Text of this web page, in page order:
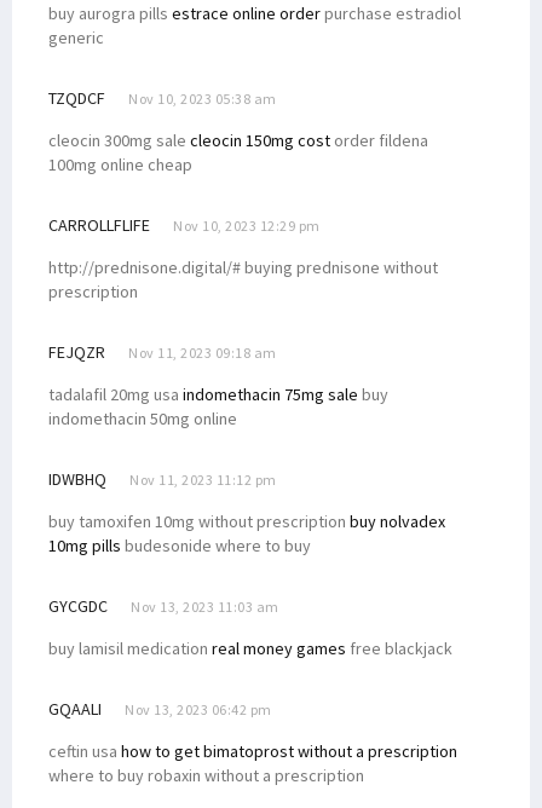
buy aurogra pills estrace online orderpurchase estradiol
generic
TZQDCF Nov 10, 2023 05:38 am
cleocin 300mg sale cleocin 150mg cost order fildena
100mg online cheap
CARROLLFLIFE Nov 10, 2023 12:29 pm
http://prednisone.digital/# buying prednisone without
prescription
FEJQZR Nov 11, 2023 09:18 am
tadalafil 20mg usa indomethacin 75mg sale buy
indomethacin 50mg online
IDWBHQ Nov 11, 2023 11:12 pm
buy tamoxifen 10mg without prescription buy nolvadex
10mg pills budesonide where to buy
GYCGDC Nov 13, 2023 11:03 am
buy lamisil medication real money games free blackjack
GQAALI Nov 13, 2023 06:42 pm
ceftin usa how to get bimatoprost without a prescription
where to buy robaxin without a prescription